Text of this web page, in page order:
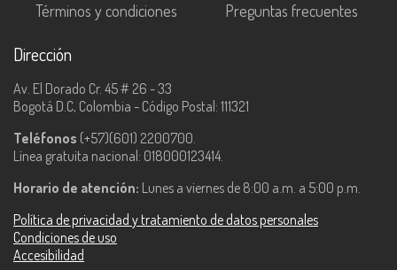
Términos y condiciones
Preguntas frecuentes
Dirección
Av. El Dorado Cr. 45 # 26 - 33
Bogotá D.C, Colombia - Código Postal: 111321
Teléfonos (+57)(601) 2200700.
Línea gratuita nacional: 018000123414.
Horario de atención: Lunes a viernes de 8:00 a.m. a 5:00 p.m.
Política de privacidad y tratamiento de datos personales
Condiciones de uso
Accesibilidad